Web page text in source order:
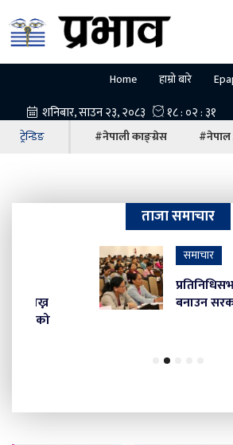
Home हाम्रो बारे
ट्रेन्डिङ #नेपाली काङ्ग्रेस #नेपाल
ताजा समाचार
समाचार
प्रतिनिधिसभामा विद्युत्
बनाउन सरकारको